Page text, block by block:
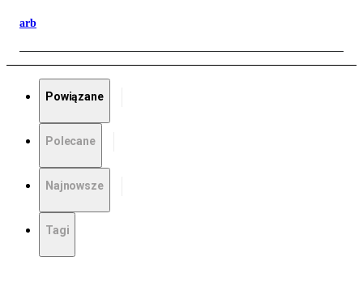
arb
Powiązane
Polecane
Najnowsze
Tagi